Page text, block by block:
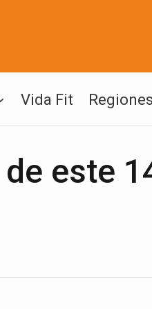
Vida Fit Regiones
este